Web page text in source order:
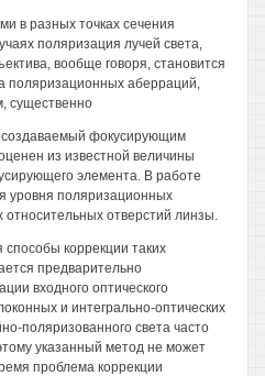
в разных точках сечения
поляризация лучей света,
вообще говоря, становится
поляризационных аберраций,
существенно
создаваемый фокусирующим
из известной величины
элемента. В работе
уровня поляризационных
отверстий линзы.
коррекции таких
предварительно
входного оптического
и интегрально-оптических
поляризованного света часто
указанный метод не может
проблема коррекции